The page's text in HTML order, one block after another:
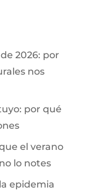
2026: por
nos
por qué
el verano
lo notes
epidemia